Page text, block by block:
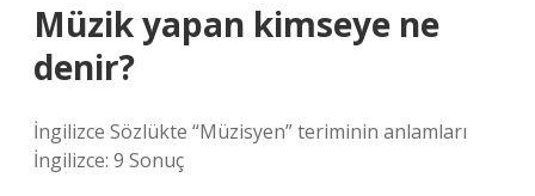
Müzik yapan kimseye ne
denir?
İngilizce Sözlükte “Müzisyen” teriminin anlamları
İngilizce: 9 Sonuç